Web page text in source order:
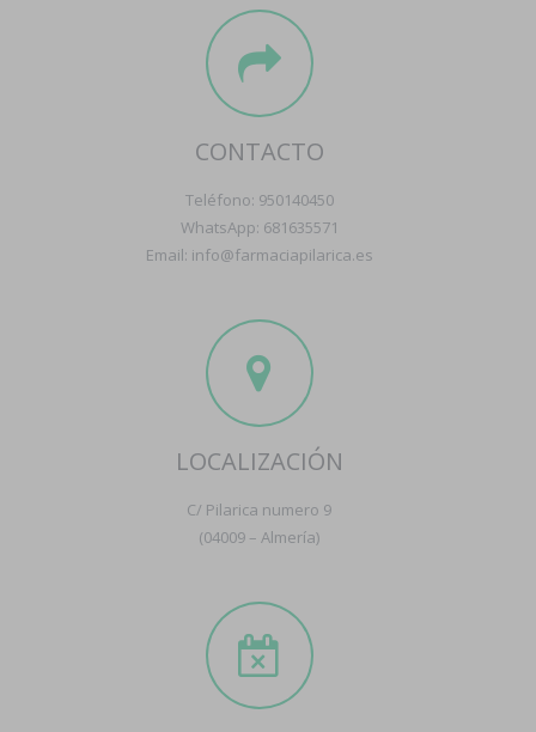
CONTACTO
Teléfono: 950140450
WhatsApp: 681635571
Email: info@farmaciapilarica.es
LOCALIZACIÓN
C/ Pilarica numero 9
(04009 – Almería)